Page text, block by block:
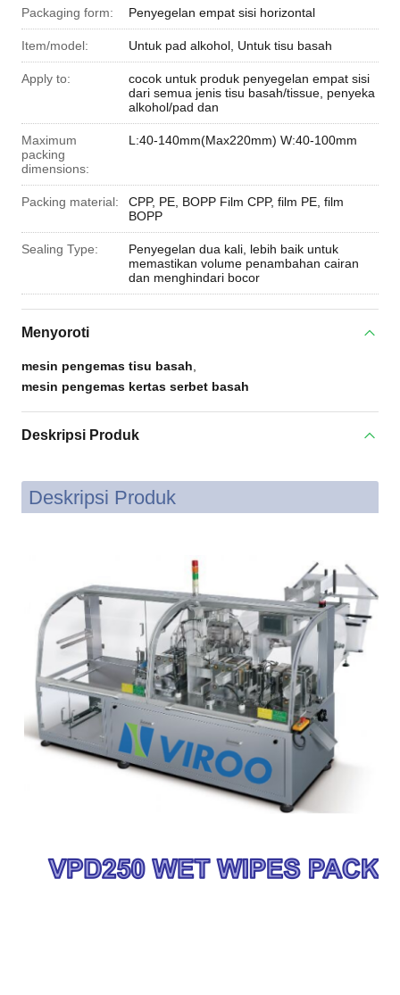
Packaging form: Penyegelan empat sisi horizontal
Item/model: Untuk pad alkohol, Untuk tisu basah
Apply to:
cocok untuk produk penyegelan empat sisi
dari semua jenis tisu basah/tissue, penyeka
alkohol/pad dan
Maximum
packing
dimensions:
L:40-140mm(Max220mm) W:40-100mm
Packing material:
CPP, PE, BOPP Film CPP, film PE, film
BOPP
Sealing Type:
Penyegelan dua kali, lebih baik untuk
memastikan volume penambahan cairan
dan menghindari bocor
Menyoroti
mesin pengemas tisu basah
mesin pengemas kertas serbet basah
Deskripsi Produk
Deskripsi Produk